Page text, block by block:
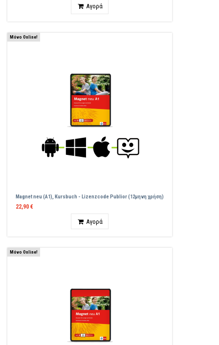
Αγορά
Μόνο Online!
Magnet neu (A1), Kursbuch - Lizenzcode Publior (12μηνη χρήση)
22,90 €
Αγορά
Μόνο Online!